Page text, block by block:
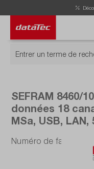
SEFRAM 8460/
données 18
MSa, USB, LAN,
Numéro de